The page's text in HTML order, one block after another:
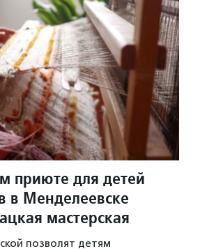
приюте для детей
в Менделеевске
мастерская
позволят детям